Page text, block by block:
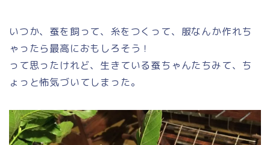
いつか、蚕を飼って、糸をつくって、服なんか作れち
ゃったら最高におもしろそう！
って思ったけれど、生きている蚕ちゃんたちみて、ち
ょっと怖気づいてしまった。